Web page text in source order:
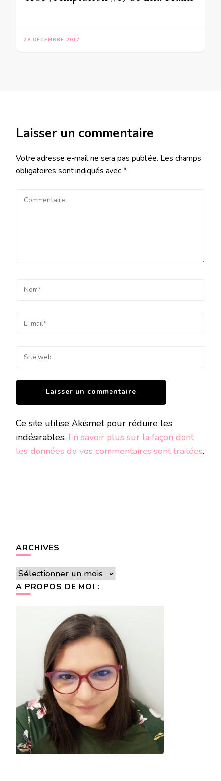
28 DÉCEMBRE 2017
Laisser un commentaire
Votre adresse e-mail ne sera pas publiée. Les champs
obligatoires sont indiqués avec*
Ce site utilise Akismet pour réduire les
indésirables. En savoir plus sur la façon dont
les données de vos commentaires sont traitées.
ARCHIVES
Archives
A PROPOS DE MOI :